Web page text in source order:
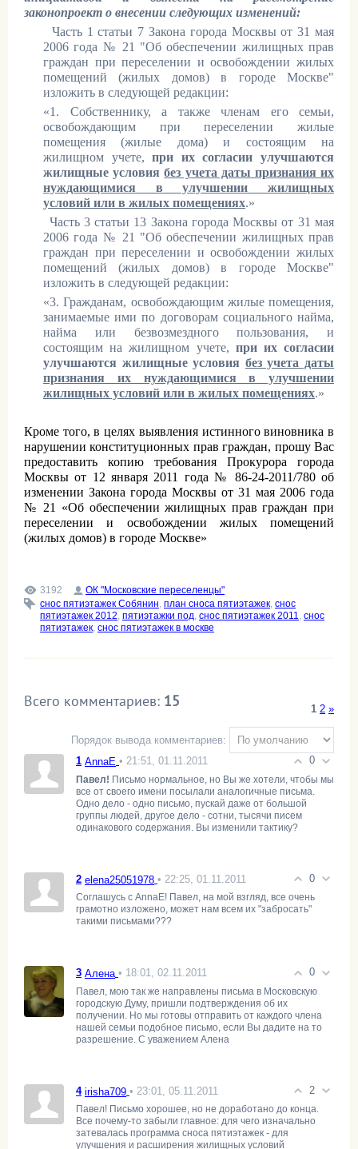
законопроект о внесении следующих изменений:
Часть 1 статьи 7 Закона города Москвы от 31 мая
2006 года № 21 "Об обеспечении жилищных прав
граждан при переселении и освобождении жилых
помещений (жилых домов) в городе Москве"
изложить в следующей редакции:
«1. Собственнику, а также членам его семьи,
освобождающим при переселении жилые
помещения (жилые дома) и состоящим на
жилищном учете,при их согласии улучшаются
жилищные условиябез учета даты признания их
нуждающимися в улучшении жилищных
условий или в жилых помещениях.»
Часть 3 статьи 13 Закона города Москвы от 31 мая
2006 года № 21 "Об обеспечении жилищных прав
граждан при переселении и освобождении жилых
помещений (жилых домов) в городе Москве"
изложить в следующей редакции:
«3. Гражданам, освобождающим жилые помещения,
занимаемые ими по договорам социального найма,
найма или безвозмездного пользования, и
состоящим на жилищном учете, при их согласии
улучшаются жилищные условия без учета даты
признания их нуждающимися в улучшении
жилищных условий или в жилых помещениях.»
Кроме того, в целях выявления истинного виновника в
нарушении конституционных прав граждан, прошу Вас
предоставить копию требования Прокурора города
Москвы от 12 января 2011 года № 86-24-2011/780 об
изменении Закона города Москвы от 31 мая 2006 года
№ 21 «Об обеспечении жилищных прав граждан при
переселении и освобождении жилых помещений
(жилых домов) в городе Москве»
3192
ОК "Московские переселенцы"
снос пятиэтажек Cобянин, план сноса пятиэтажек, снос
пятиэтажек 2012, пятиэтажки под, снос пятиэтажек 2011, снос
пятиэтажек, снос пятиэтажек в москве
Всего комментариев: 15 1 2 »
Порядок вывода комментариев:
0
1 AnnaE • 21:51, 01.11.2011
Павел! Письмо нормальное, но Вы же хотели, чтобы мы
все от своего имени посылали аналогичные письма.
Одно дело - одно письмо, пускай даже от большой
группы людей, другое дело - сотни, тысячи писем
одинакового содержания. Вы изменили тактику?
0
2 elena25051978 • 22:25, 01.11.2011
Соглашусь с AnnaE! Павел, на мой взгляд, все очень
грамотно изложено, может нам всем их "забросать"
такими письмами???
0
3 Алена • 18:01, 02.11.2011
Павел, мою так же направлены письма в Московскую
городскую Думу, пришли подтверждения об их
получении. Но мы готовы отправить от каждого члена
нашей семьи подобное письмо, если Вы дадите на то
разрешение. С уважением Алена
2
4 irisha709 • 23:01, 05.11.2011
Павел! Письмо хорошее, но не доработано до конца.
Все почему-то забыли главное: для чего изначально
затевалась программа сноса пятиэтажек - для
улучшения и расширения жилищных условий